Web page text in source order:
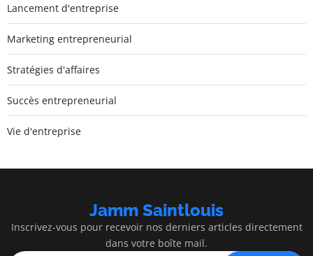
Lancement d'entreprise
Marketing entrepreneurial
Stratégies d'affaires
Succès entrepreneurial
Vie d'entreprise
Jamm Saintlouis
Inscrivez-vous pour recevoir nos derniers articles directement
dans votre boîte mail.